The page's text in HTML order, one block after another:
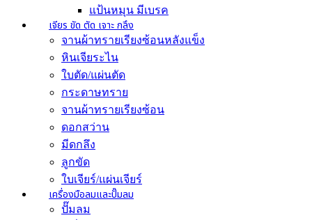
แป้นหมุน มีเบรค
เจียร ขัด ตัด เจาะ กลึง
จานผ้าทรายเรียงซ้อนหลังแข็ง
หินเจียระไน
ใบตัด/แผ่นตัด
กระดาษทราย
จานผ้าทรายเรียงซ้อน
ดอกสว่าน
มีดกลึง
ลูกขัด
ใบเจียร์/แผ่นเจียร์
เครื่องมือลมและปั๊มลม
ปั๊มลม